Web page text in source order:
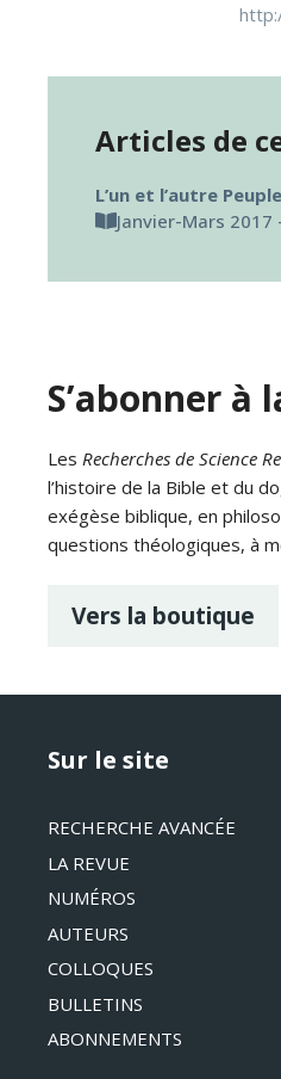
Articles de
L’un et l’autre
Janvier-Mars 2017
S’abonner à
Les Recherches de Science
l’histoire de la Bible et du
exégèse biblique, en
questions théologiques, à
Vers la boutique
Sur le site
RECHERCHE AVANCÉE
LA REVUE
NUMÉROS
AUTEURS
COLLOQUES
BULLETINS
ABONNEMENTS